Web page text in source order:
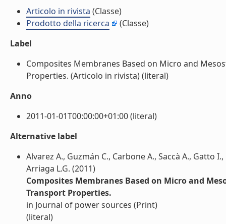
Articolo in rivista (Classe)
Prodotto della ricerca
(Classe)
Label
Composites Membranes Based on Micro and
Properties. (Articolo in rivista) (literal)
Anno
2011-01-01T00:00:00+01:00 (literal)
Alternative label
Alvarez A., Guzmán C., Carbone A., Saccà A., Gatto
Arriaga L.G. (2011)
Composites Membranes Based on Micro and
Transport Properties.
in Journal of power sources (Print)
(literal)